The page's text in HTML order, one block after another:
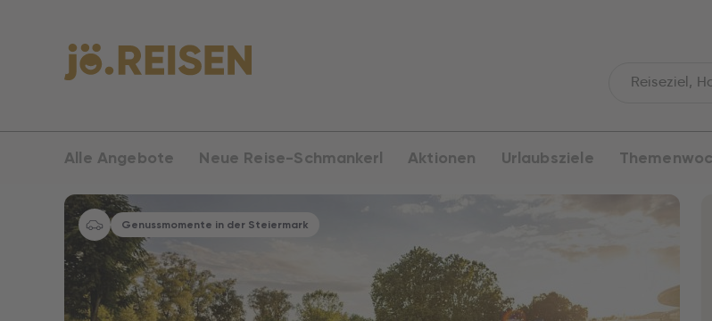
Alle Angebote Neue Reise-Schmankerl Aktionen Urlaubsziele
Genussmomente in der Steiermark